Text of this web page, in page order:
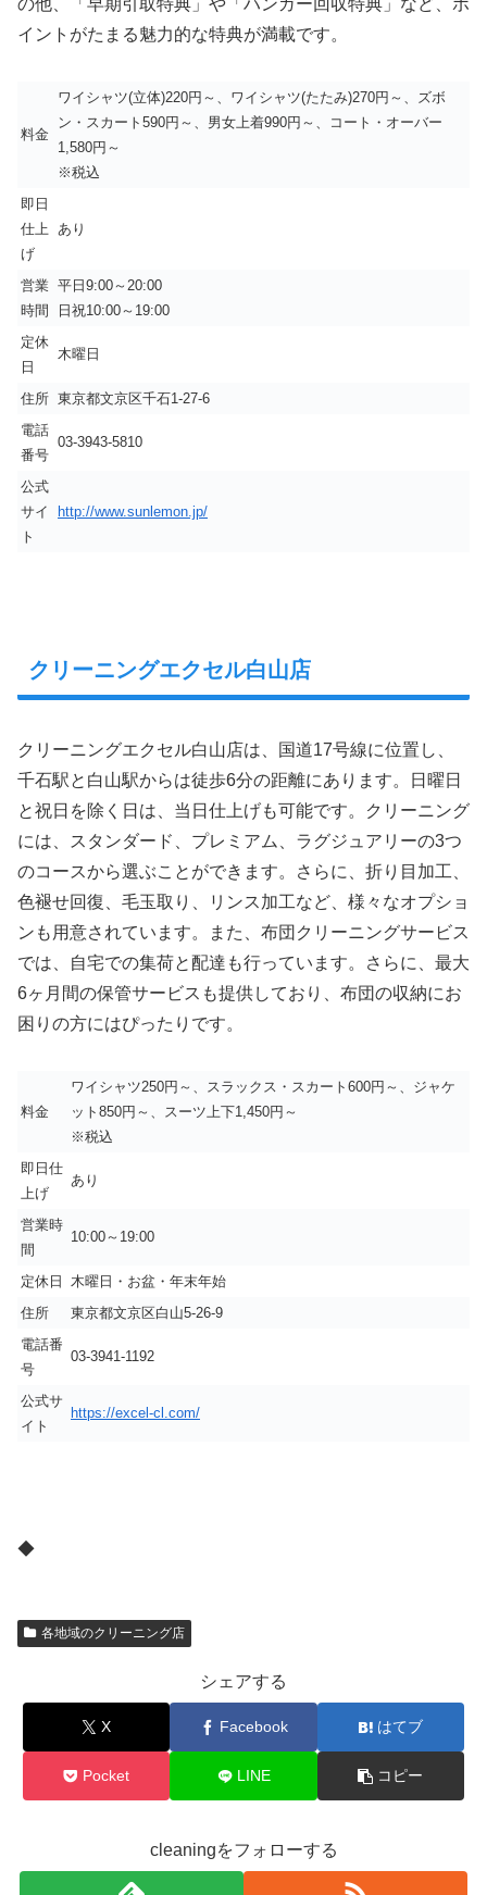
の他、「早期引取特典」や「ハンガー回収特典」など、ポ
イントがたまる魅力的な特典が満載です。
料金
ワイシャツ(立体)220円～、ワイシャツ(たたみ)270円～、ズボ
ン・スカート590円～、男女上着990円～、コート・オーバー
1,580円～
※税込
即日
仕上
げ
あり
営業
時間
平日9:00～20:00
日祝10:00～19:00
定休
日
木曜日
住所 東京都文京区千石1-27-6
電話
番号
03-3943-5810
公式
サイ
ト
http://www.sunlemon.jp/
クリーニングエクセル白山店
クリーニングエクセル白山店は、国道17号線に位置し、
千石駅と白山駅からは徒歩6分の距離にあります。日曜日
と祝日を除く日は、当日仕上げも可能です。クリーニング
には、スタンダード、プレミアム、ラグジュアリーの3つ
のコースから選ぶことができます。さらに、折り目加工、
色褪せ回復、毛玉取り、リンス加工など、様々なオプショ
ンも用意されています。また、布団クリーニングサービス
では、自宅での集荷と配達も行っています。さらに、最大
6ヶ月間の保管サービスも提供しており、布団の収納にお
困りの方にはぴったりです。
料金
ワイシャツ250円～、スラックス・スカート600円～、ジャケ
ット850円～、スーツ上下1,450円～
※税込
即日仕
上げ
あり
営業時
間
10:00～19:00
定休日
木曜日・お盆・年末年始
住所
東京都文京区白山5-26-9
電話番
号
03-3941-1192
公式サ
イト
https://excel-cl.com/
◆
各地域のクリーニング店
シェアする
X Facebook はてブ
Pocket LINE コピー
cleaningをフォローする